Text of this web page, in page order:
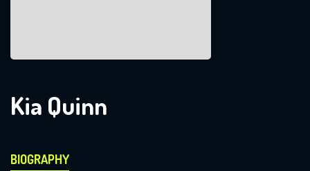
Kia Quinn
BIOGRAPHY